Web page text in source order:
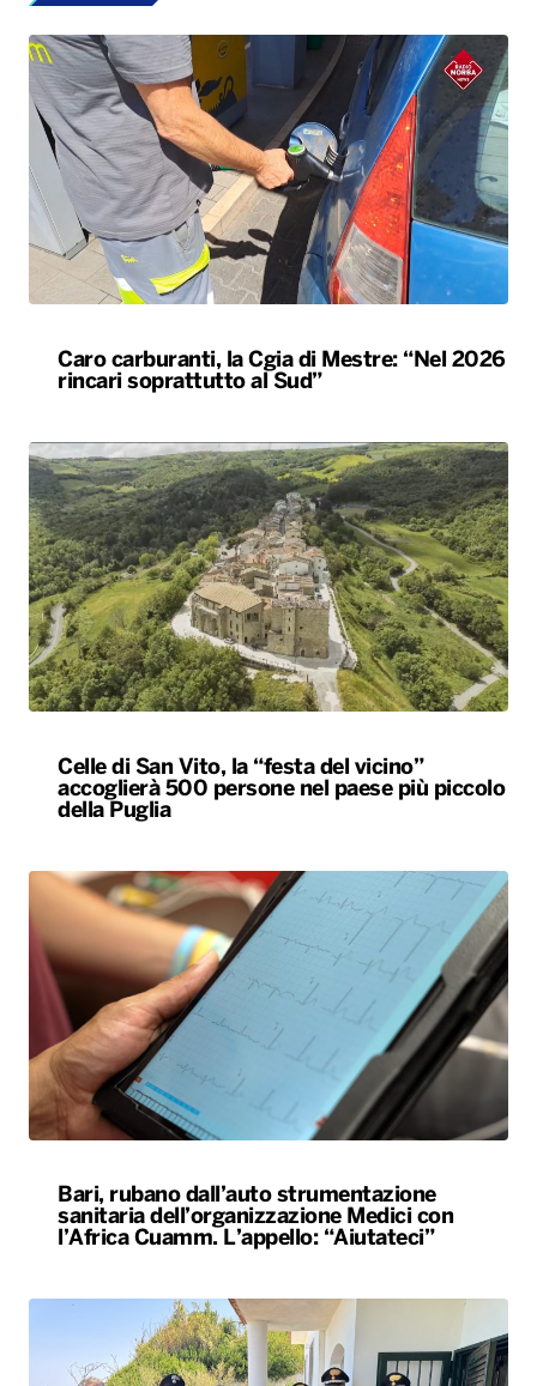
Caro carburanti, la Cgia di Mestre: “Nel 2026
rincari soprattutto al Sud”
Celle di San Vito, la “festa del vicino”
accoglierà 500 persone nel paese più piccolo
della Puglia
Bari, rubano dall’auto strumentazione
sanitaria dell’organizzazione Medici con
l’Africa Cuamm. L’appello: “Aiutateci”